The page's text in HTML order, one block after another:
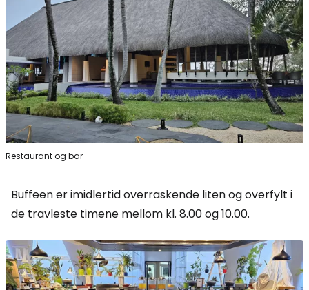
Restaurant og bar
Buffeen er imidlertid overraskende liten og overfylt i
de travleste timene mellom kl. 8.00 og 10.00.